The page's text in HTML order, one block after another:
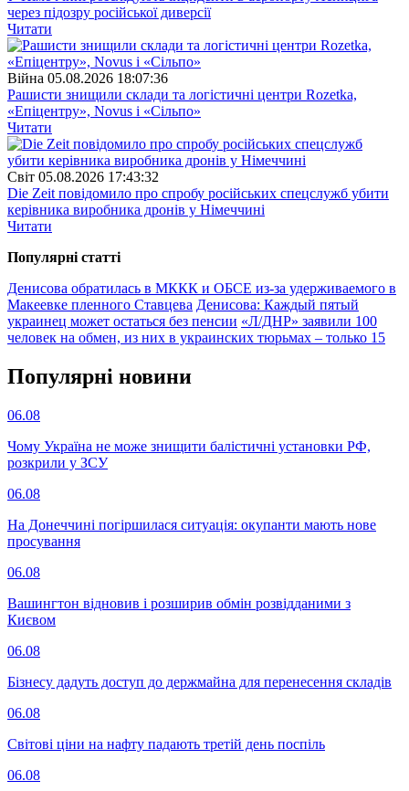
через підозру російської диверсії
Читати
Війна 05.08.2026 18:07:36
Рашисти знищили склади та логістичні центри Rozetka,
«Епіцентру», Novus і «Сільпо»
Читати
Свiт 05.08.2026 17:43:32
Die Zeit повідомило про спробу російських спецслужб убити
керівника виробника дронів у Німеччині
Читати
Популярнi статтi
Денисова обратилась в МККК и ОБСЕ из-за удерживаемого в
Макеевке пленного Ставцева Денисова: Каждый пятый
украинец может остаться без пенсии «Л/ДНР» заявили 100
человек на обмен, из них в украинских тюрьмах – только 15
Популярнi новини
06.08
Чому Україна не може знищити балістичні установки РФ,
розкрили у ЗСУ
06.08
На Донеччині погіршилася ситуація: окупанти мають нове
просування
06.08
Вашингтон відновив і розширив обмін розвідданими з
Києвом
06.08
Бізнесу дадуть доступ до держмайна для перенесення складів
06.08
Світові ціни на нафту падають третій день поспіль
06.08